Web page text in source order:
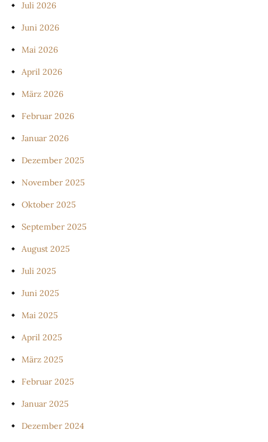
Juli 2026
Juni 2026
Mai 2026
April 2026
März 2026
Februar 2026
Januar 2026
Dezember 2025
November 2025
Oktober 2025
September 2025
August 2025
Juli 2025
Juni 2025
Mai 2025
April 2025
März 2025
Februar 2025
Januar 2025
Dezember 2024